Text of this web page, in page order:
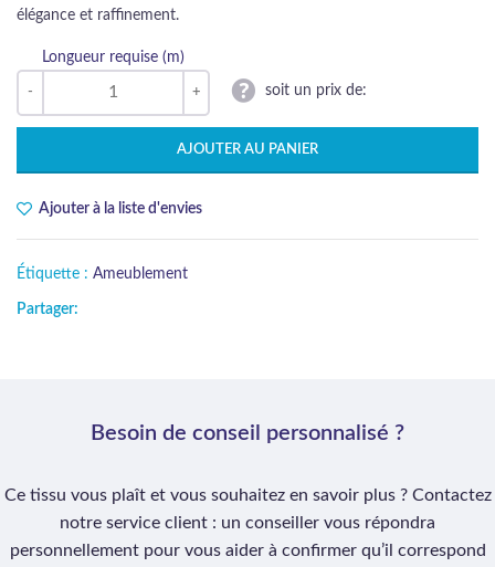
élégance et raffinement.
Longueur requise (m)
soit un prix de:
AJOUTER AU PANIER
Ajouter à la liste d'envies
Étiquette : Ameublement
Partager:
Besoin de conseil personnalisé ?
Ce tissu vous plaît et vous souhaitez en savoir plus ? Contactez
notre service client : un conseiller vous répondra
personnellement pour vous aider à confirmer qu’il correspond